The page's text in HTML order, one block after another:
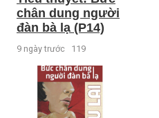
chân dung người
đàn bà lạ (P14)
9 ngày trước 119